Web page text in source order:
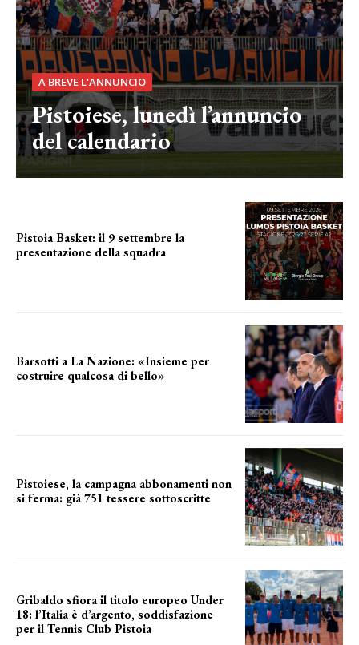
A BREVE L'ANNUNCIO
Pistoiese, lunedì l’annuncio
del calendario
Pistoia Basket: il 9 settembre la
presentazione della squadra
Barsotti a La Nazione: «Insieme per
costruire qualcosa di bello»
Pistoiese, la campagna abbonamenti non
si ferma: già 751 tessere sottoscritte
Gribaldo sfiora il titolo europeo Under
18: l’Italia è d’argento, soddisfazione
per il Tennis Club Pistoia